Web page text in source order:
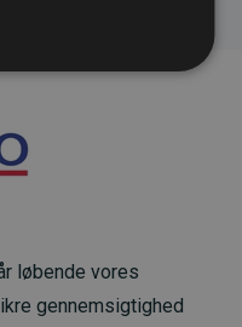
løbende vores
gennemsigtighed